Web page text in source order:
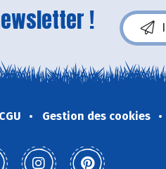
!
CGU Gestion des cookies